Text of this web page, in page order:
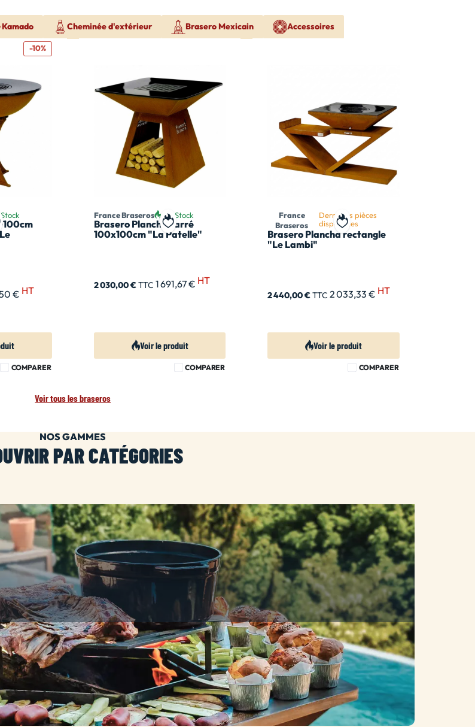
Kamado Cheminée d'extérieur Brasero Mexicain Accessoires
-10%
à ma liste de souhait
€ HT
COMPARER
Ajouter à ma liste de souhait
France Braseros En Stock
Brasero Plancha carré
100x100cm "La Patelle"
2 030,00 €TTC 1 691,67 € HT
Voir le produit
COMPARER
Ajouter à ma liste de souhait
France
Braseros
Dernières pièces
disponibles
Brasero Plancha rectangle
"Le Lambi"
2 440,00 €TTC 2 033,33 € HT
Voir le produit
COMPARER
Voir tous les braseros
NOS GAMMES
PAR CATÉGORIES